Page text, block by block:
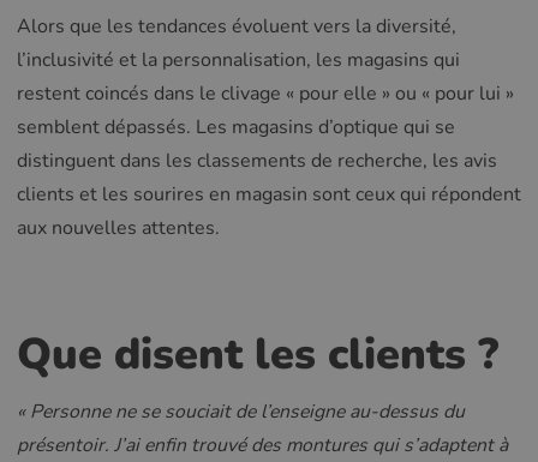
Alors que les tendances évoluent vers la diversité,
l’inclusivité et la personnalisation, les magasins qui
restent coincés dans le clivage « pour elle » ou « pour lui »
semblent dépassés. Les magasins d’optique qui se
distinguent dans les classements de recherche, les avis
clients et les sourires en magasin sont ceux qui répondent
aux nouvelles attentes.
Que disent les clients ?
« Personne ne se souciait de l’enseigne au-dessus du
présentoir. J’ai enfin trouvé des montures qui s’adaptent à